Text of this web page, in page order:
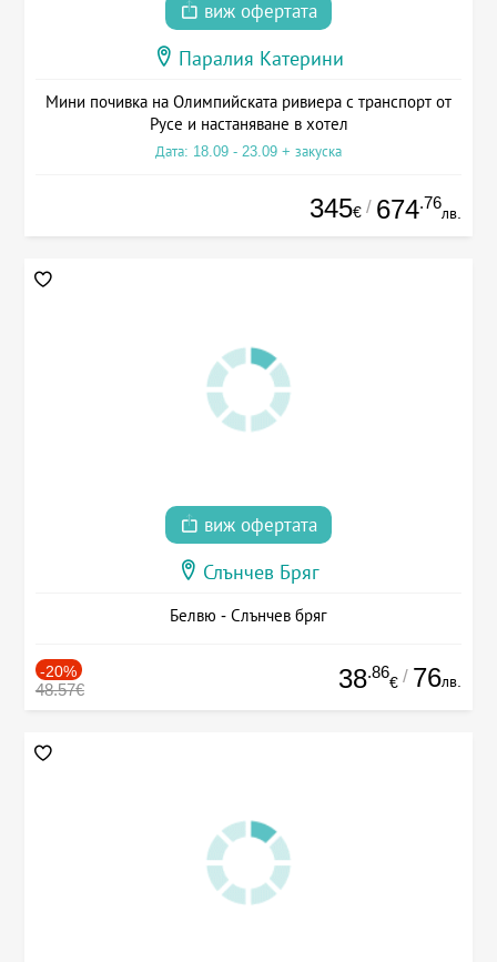
виж офертата
Паралия Катерини
Мини почивка на Олимпийската ривиера с транспорт от
Русе и настаняване в хотел
Дата: 18.09 - 23.09 + закуска
345€ / 674.76
лв.
виж офертата
Слънчев Бряг
Белвю - Слънчев бряг
-20%
48.57€ 38.86
€ / 76лв.